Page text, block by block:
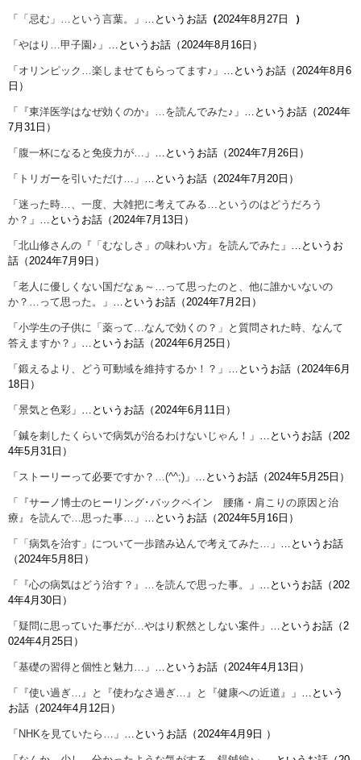
「 「忌む」…という言葉。 」…というお話 （2024年8月27日 ）
「 やはり…甲子園♪ 」…というお話（2024年8月16日）
「 オリンピック…楽しませてもらってます♪ 」…というお話（2024年8月6
日）
「 『東洋医学はなぜ効くのか』…を読んでみた♪ 」…というお話（2024年
7月31日）
「 腹一杯になると免疫力が… 」…というお話（2024年7月26日）
「 トリガーを引いただけ… 」…というお話（2024年7月20日）
「 迷った時…、一度、大雑把に考えてみる…というのはどうだろう
か？ 」…というお話（2024年7月13日）
「 北山修さんの『「むなしさ」の味わい方』を読んでみた 」…というお
話（2024年7月9日）
「 老人に優しくない国だなぁ～…って思ったのと、他に誰かいないの
か？…って思った。
」…というお話（2024年7月2日）
「 小学生の子供に「薬って…なんで効くの？」と質問された時、なんて
答えますか？ 」…というお話（2024年6月25日）
「 鍛えるより、どう可動域を維持するか！？ 」…というお話（2024年6月
18日）
「 景気と色彩 」…というお話（2024年6月11日）
「 鍼を刺したくらいで病気が治るわけないじゃん！ 」…というお話（202
4年5月31日）
「 ストーリーって必要ですか？…(^^;) 」…というお話（2024年5月25日）
「
『サーノ博士のヒーリング･バックペイン 腰痛・肩こりの原因と治
療』を読んで…思った事… 」…というお話（2024年5月16日）
「 「病気を治す」について一歩踏み込んで考えてみた… 」…というお話
（2024年5月8日）
「 『心の病気はどう治す？』…を読んで思った事。
」…というお話（202
4年4月30日）
「 疑問に思っていた事だが…やはり釈然としない案件 」…というお話（2
024年4月25日）
「 基礎の習得と個性と魅力… 」…というお話（2024年4月13日）
「 『使い過ぎ…』と『使わなさ過ぎ…』と『健康への近道』
」…という
お話（2024年4月12日）
「 NHKを見ていたら… 」…というお話（2024年4月9日 ）